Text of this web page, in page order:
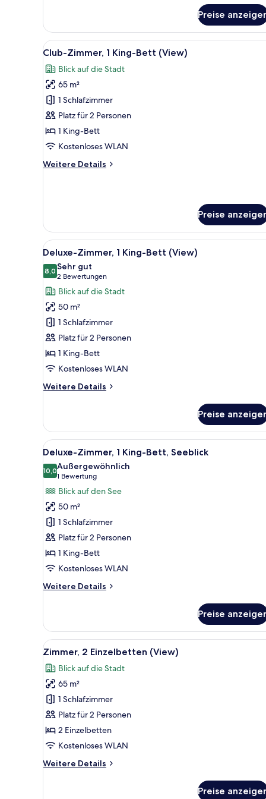
Zimmer,
1 King-
Bett
Preise
Alle
Fotos
für
Club-
Zimmer,
1 King-
Bett
(View)
Hochwertige Bettwaren,
12
Club-Zimmer, 1 King-Bett (View)
Blick auf die Stadt
65 m²
1 Schlafzimmer
Platz für 2 Personen
1 King-Bett
Kostenloses WLAN
Weitere Details
Weitere
Bett
(View)
Preise
Alle
Fotos
für
Deluxe-
Zimmer,
1 King-
Bett
(View)
anzeigen
Ein modernes Hotelzimmer
12
Deluxe-Zimmer, 1 King-Bett (View)
8,08,0 von 10
Sehr gut
2 Bewertungen
(2
Bewertungen)
Blick auf die Stadt
50 m²
1 Schlafzimmer
Platz für 2 Personen
1 King-Bett
Kostenloses WLAN
Weitere Details
Weitere
Zimmer,
1 King-
Bett
(View)
Preise
Alle
Fotos
für
Deluxe-
Zimmer,
1 King-
Bett,
Seeblick
anzeigen
Ein modernes Hotelzimmer
11
Deluxe-Zimmer, 1 King-Bett, Seeblick
10,010,0 von 10
Außergewöhnlich
1 Bewertung
(1
Bewertung)
Blick auf den See
50 m²
1 Schlafzimmer
Platz für 2 Personen
1 King-Bett
Kostenloses WLAN
Weitere Details
Weitere
Zimmer,
1 King-
Bett,
Preise
Alle
Fotos
für
Zimmer,
2 Einzelbetten
(View)
anzeigen
Ein modernes Hotelzimmer
13
Zimmer, 2 Einzelbetten (View)
Blick auf die Stadt
65 m²
1 Schlafzimmer
Platz für 2 Personen
2 Einzelbetten
Kostenloses WLAN
Weitere Details
Weitere
Preise